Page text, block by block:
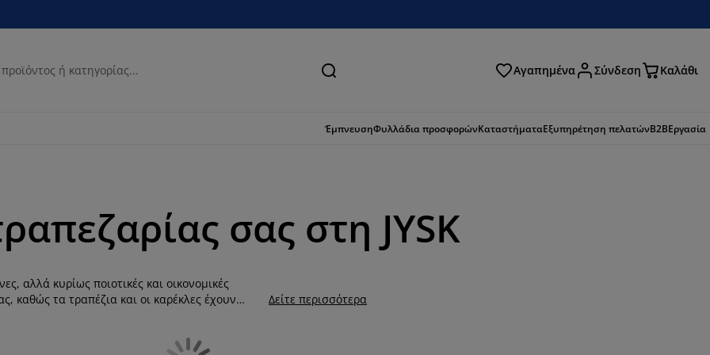
Αναζήτηση Αγαπημένα Σύνδεση Καλάθι
ΈμπνευσηΦυλλάδια προσφορώνΚαταστήματαΕξυπηρέτηση πελατώνB2BΕργασία
σας στη JYSK
αλλά κυρίως ποιοτικές και οικονομικές
καθώς τα τραπέζια και οι καρέκλες έχουν
Δείτε περισσότερα